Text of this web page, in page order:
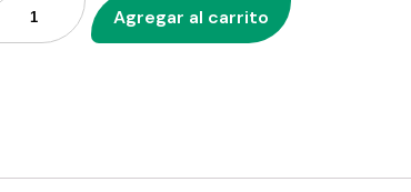
Agregar al carrito